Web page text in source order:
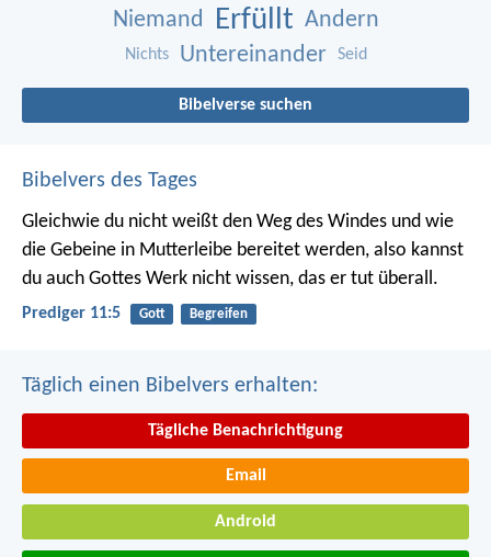
Niemand Erfüllt Andern
Nichts Untereinander Seid
Bibelverse suchen
Bibelvers des Tages
Gleichwie du nicht weißt den Weg des Windes und wie
die Gebeine in Mutterleibe bereitet werden, also kannst
du auch Gottes Werk nicht wissen, das er tut überall.
Prediger 11:5 Gott Begreifen
Täglich einen Bibelvers erhalten:
Tägliche Benachrichtigung
Email
Android